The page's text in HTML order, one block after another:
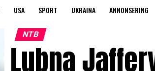
USA SPORT UKRAINA ANNONSERING
NTB
Lubna